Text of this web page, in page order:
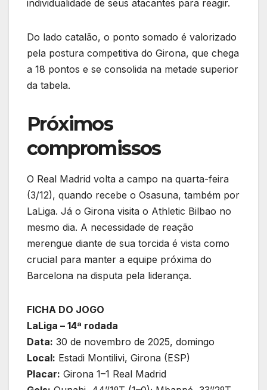
individualidade de seus atacantes para reagir.
Do lado catalão, o ponto somado é valorizado
pela postura competitiva do Girona, que chega
a 18 pontos e se consolida na metade superior
da tabela.
Próximos
compromissos
O Real Madrid volta a campo na quarta-feira
(3/12), quando recebe o Osasuna, também por
LaLiga. Já o Girona visita o Athletic Bilbao no
mesmo dia. A necessidade de reação
merengue diante de sua torcida é vista como
crucial para manter a equipe próxima do
Barcelona na disputa pela liderança.
FICHA DO JOGO
LaLiga – 14ª rodada
Data: 30 de novembro de 2025, domingo
Local: Estadi Montilivi, Girona (ESP)
Placar: Girona 1–1 Real Madrid